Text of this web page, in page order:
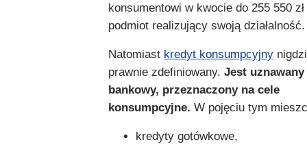
konsumentowi w kwocie do 255 550
podmiot realizujący swoją działalność.
Natomiast kredyt konsumpcyjny
prawnie zdefiniowany. Jest
bankowy, przeznaczony na cele
konsumpcyjne. W pojęciu tym
kredyty gotówkowe,